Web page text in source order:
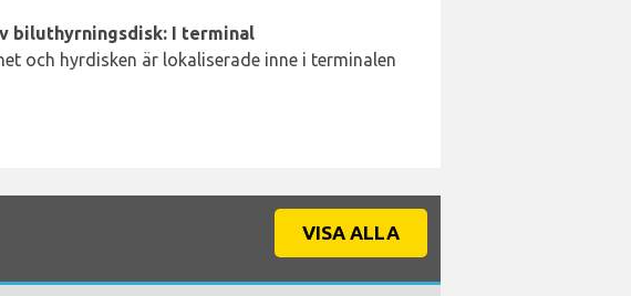
biluthyrningsdisk: I terminal
och hyrdisken är lokaliserade inne i terminalen
VISA ALLA